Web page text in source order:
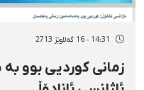
14:31 - 16 گەلاوێژ 2713
زمانی کوردیی بوو